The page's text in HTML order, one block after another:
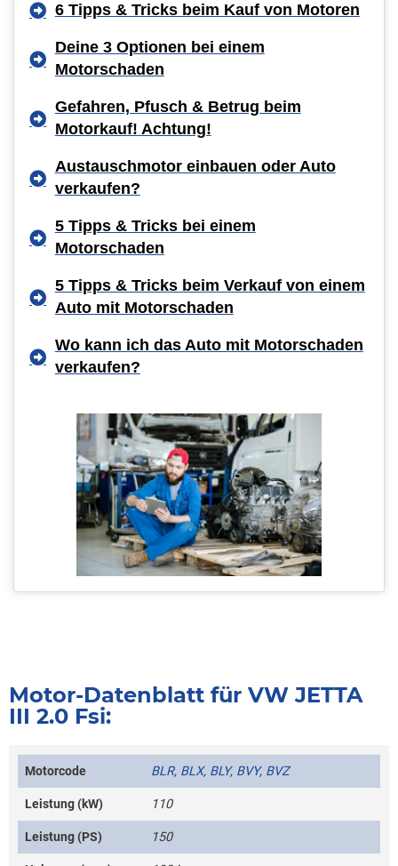
6 Tipps & Tricks beim Kauf von Motoren
Deine 3 Optionen bei einem
Motorschaden
Gefahren, Pfusch & Betrug beim
Motorkauf! Achtung!
Austauschmotor einbauen oder Auto
verkaufen?
5 Tipps & Tricks bei einem
Motorschaden
5 Tipps & Tricks beim Verkauf von einem
Auto mit Motorschaden
Wo kann ich das Auto mit Motorschaden
verkaufen?
Motor-Datenblatt für VW JETTA
III 2.0 Fsi:
Motorcode BLR, BLX, BLY, BVY, BVZ
Leistung (kW) 110
Leistung (PS) 150